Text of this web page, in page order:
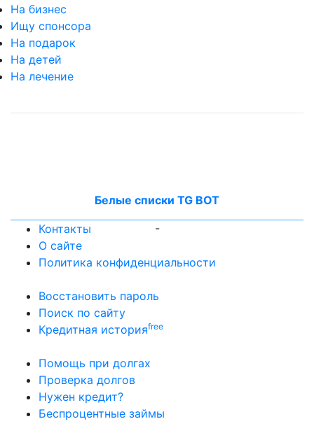
На бизнес
Ищу спонсора
На подарок
На детей
На лечение
Белые списки TG BOT
-
Контакты
О сайте
Политика конфиденциальности
Восстановить пароль
Поиск по сайту
Кредитная историяfree
Помощь при долгах
Проверка долгов
Нужен кредит?
Беспроцентные займы